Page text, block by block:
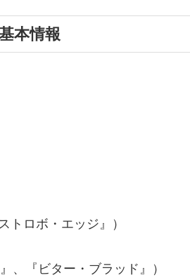
本情報
ロボ・エッジ』）
『ビター・ブラッド』）